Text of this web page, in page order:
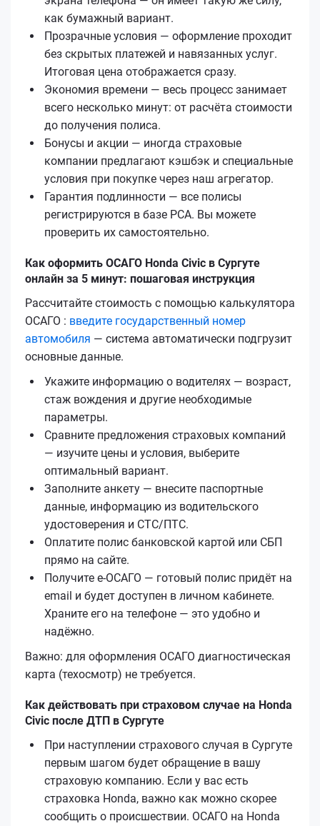
как бумажный вариант.
Прозрачные условия — оформление проходит
без скрытых платежей и навязанных услуг.
Итоговая цена отображается сразу.
Экономия времени — весь процесс занимает
всего несколько минут: от расчёта стоимости
до получения полиса.
Бонусы и акции — иногда страховые
компании предлагают кэшбэк и специальные
условия при покупке через наш агрегатор.
Гарантия подлинности — все полисы
регистрируются в базе РСА. Вы можете
проверить их самостоятельно.
Как оформить ОСАГО Honda Civic в Сургуте
онлайн за 5 минут: пошаговая инструкция
Рассчитайте стоимость с помощью калькулятора
ОСАГО : введите государственный номер
автомобиля — система автоматически подгрузит
основные данные.
Укажите информацию о водителях — возраст,
стаж вождения и другие необходимые
параметры.
Сравните предложения страховых компаний
— изучите цены и условия, выберите
оптимальный вариант.
Заполните анкету — внесите паспортные
данные, информацию из водительского
удостоверения и СТС/ПТС.
Оплатите полис банковской картой или СБП
прямо на сайте.
Получите е‑ОСАГО — готовый полис придёт на
email и будет доступен в личном кабинете.
Храните его на телефоне — это удобно и
надёжно.
Важно: для оформления ОСАГО диагностическая
карта (техосмотр) не требуется.
Как действовать при страховом случае на Honda
Civic после ДТП в Сургуте
При наступлении страхового случая в Сургуте
первым шагом будет обращение в вашу
страховую компанию. Если у вас есть
страховка Honda, важно как можно скорее
сообщить о происшествии. ОСАГО на Honda